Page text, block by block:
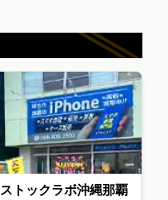
ストックラボ沖縄那覇